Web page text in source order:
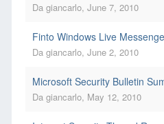
Da giancarlo, June 7, 2010
Finto Windows Live
Da giancarlo, June 2, 2010
Microsoft Security Bulletin
Da giancarlo, May 12, 2010